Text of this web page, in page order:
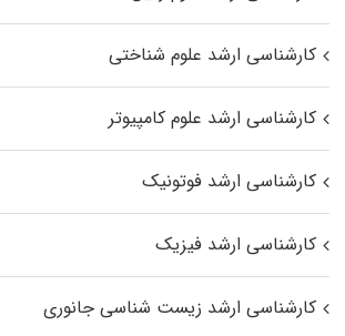
کارشناسی ارشد علوم شناختی
کارشناسی ارشد علوم کامپیوتر
کارشناسی ارشد فوتونیک
کارشناسی ارشد فیزیک
کارشناسی ارشد زیست‌ شناسی جانوری